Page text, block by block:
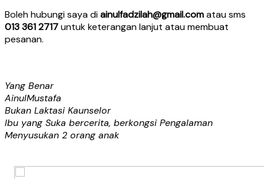
Boleh hubungi saya diainulfadzilah@gmail.comatau sms
013 361 2717untuk keterangan lanjut atau membuat
pesanan.
Yang Benar
AinulMustafa
Bukan Laktasi Kaunselor
Ibu yang Suka bercerita, berkongsi Pengalaman
Menyusukan 2 orang anak